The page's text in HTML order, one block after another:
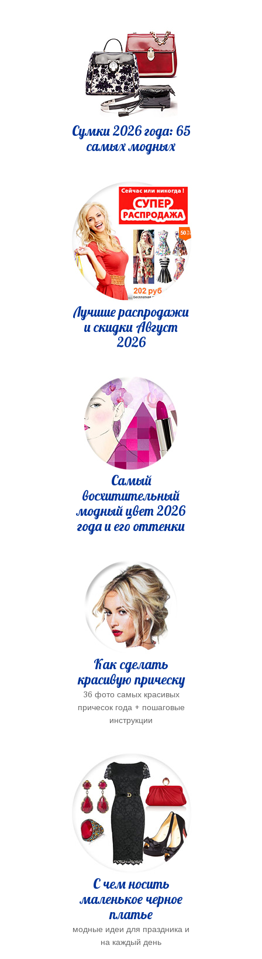
Сумки 2026 года: 65
самых модных
Лучшие распродажи
и скидки Август
2026
Самый
восхитительный
модный цвет 2026
года и его оттенки
Как сделать
красивую прическу
36 фото самых красивых
причесок года + пошаговые
инструкции
С чем носить
маленькое черное
платье
модные идеи для праздника и
на каждый день